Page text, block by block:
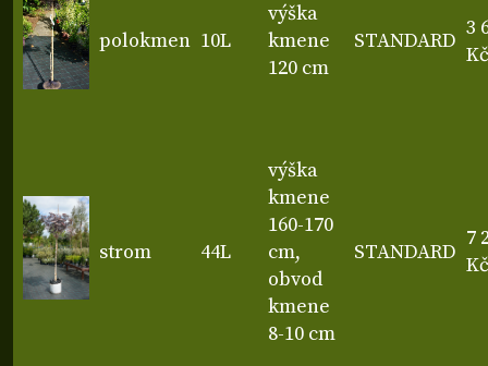
polokmen 10L
výška
kmene
120 cm
STANDARD
3
Kč
strom 44L
výška
kmene
160-170
cm,
obvod
kmene
8-10 cm
STANDARD
7
Kč